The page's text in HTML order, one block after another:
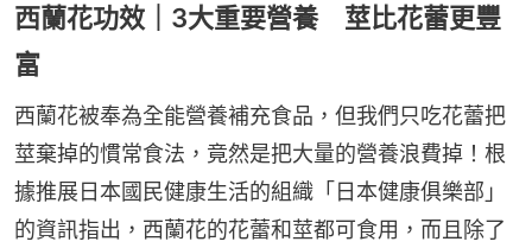
西蘭花功效｜3大重要營養 莖比花蕾更豐
富
西蘭花被奉為全能營養補充食品，但我們只吃花蕾把
莖棄掉的慣常食法，竟然是把大量的營養浪費掉！根
據推展日本國民健康生活的組織「日本健康俱樂部」
的資訊指出，西蘭花的花蕾和莖都可食用，而且除了